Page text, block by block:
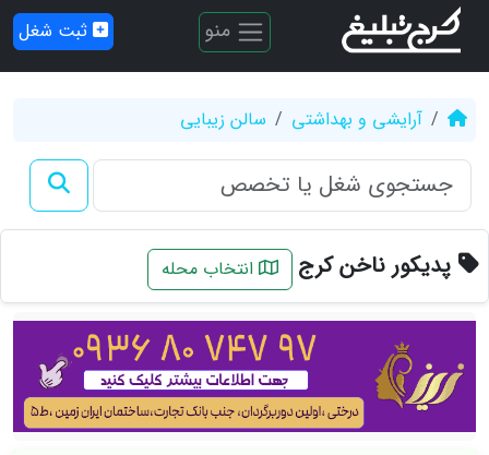
منو ثبت شغل
آرایشی و بهداشتی سالن زیبایی
پدیکور ناخن کرج انتخاب محله